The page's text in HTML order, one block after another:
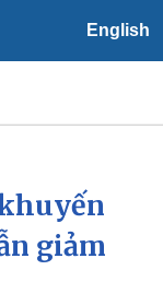
English
tiếtgiảm